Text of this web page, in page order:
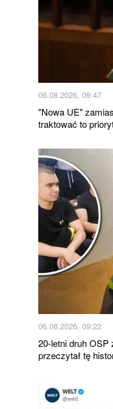
06.08.2026, 09:47
"Nowa UE"
traktować to
06.08.2026, 09:22
20-letni druh
przeczytał tę